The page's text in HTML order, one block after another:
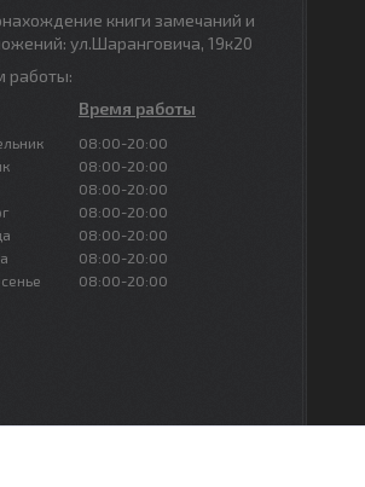
книги замечаний и
ул.Шаранговича, 19к20
работы:
Время работы
08:00-20:00
08:00-20:00
08:00-20:00
08:00-20:00
08:00-20:00
08:00-20:00
08:00-20:00